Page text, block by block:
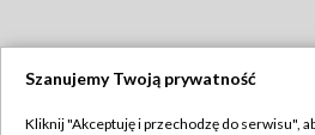
Szanujemy Twoją prywatność
Kliknij "Akceptuję i przechodzę do serwisu",